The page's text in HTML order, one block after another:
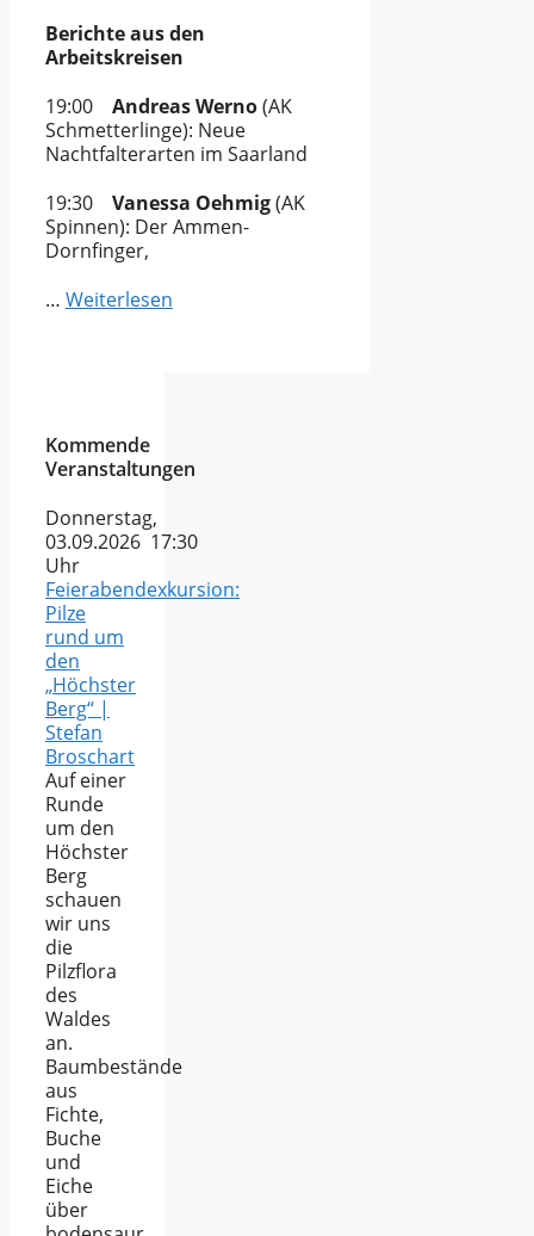
Berichte aus den
Arbeitskreisen
19:00
Andreas Werno(AK
Schmetterlinge): Neue
Nachtfalterarten im Saarland
19:30
Vanessa Oehmig(AK
Spinnen): Der Ammen-
Dornfinger,
… Weiterlesen
Kommende
Veranstaltungen
Donnerstag,
03.09.2026 17:30
Uhr
Feierabendexkursion:
Pilze
rund um
den
„Höchster
Berg“ |
Stefan
Broschart
Auf einer
Runde
um den
Höchster
Berg
schauen
wir uns
die
Pilzflora
des
Waldes
an.
Baumbestände
aus
Fichte,
Buche
und
Eiche
über